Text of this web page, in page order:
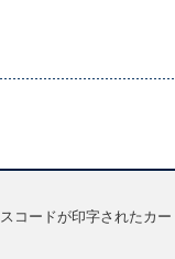
ードが印字されたカー